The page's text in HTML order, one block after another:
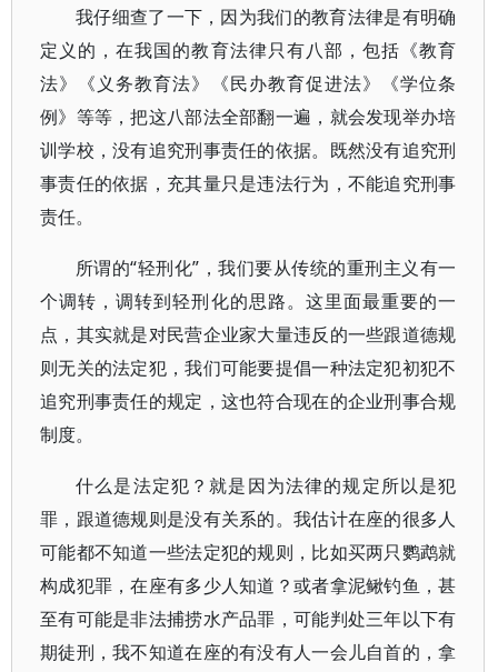
我仔细查了一下，因为我们的教育法律是有明确
定义的，在我国的教育法律只有八部，包括《教育
法》《义务教育法》《民办教育促进法》《学位条
例》等等，把这八部法全部翻一遍，就会发现举办培
训学校，没有追究刑事责任的依据。既然没有追究刑
事责任的依据，充其量只是违法行为，不能追究刑事
责任。
所谓的“轻刑化”，我们要从传统的重刑主义有一
个调转，调转到轻刑化的思路。这里面最重要的一
点，其实就是对民营企业家大量违反的一些跟道德规
则无关的法定犯，我们可能要提倡一种法定犯初犯不
追究刑事责任的规定，这也符合现在的企业刑事合规
制度。
什么是法定犯？就是因为法律的规定所以是犯
罪，跟道德规则是没有关系的。我估计在座的很多人
可能都不知道一些法定犯的规则，比如买两只鹦鹉就
构成犯罪，在座有多少人知道？或者拿泥鳅钓鱼，甚
至有可能是非法捕捞水产品罪，可能判处三年以下有
期徒刑，我不知道在座的有没有人一会儿自首的，拿